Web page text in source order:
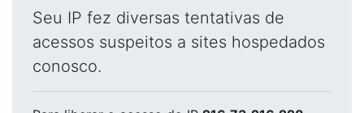
Seu IP fez diversas tentativas de
acessos suspeitos a sites hospedados
conosco.